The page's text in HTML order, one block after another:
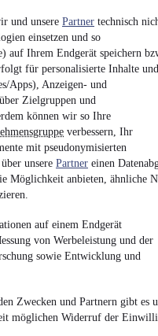
und unsere Partner technisch
einsetzen und so
auf Ihrem Endgerät speichern
für personalisierte Inhalte und
Apps), Anzeigen- und
Zielgruppen und
können wir so Ihre
verbessern, Ihr
mit pseudonymisierten
unsere Partner einen
Möglichkeit anbieten, ähnliche
auf einem Endgerät
von Werbeleistung und der
sowie Entwicklung und
Zwecken und Partnern gibt es
möglichen Widerruf der
Marken, auch als